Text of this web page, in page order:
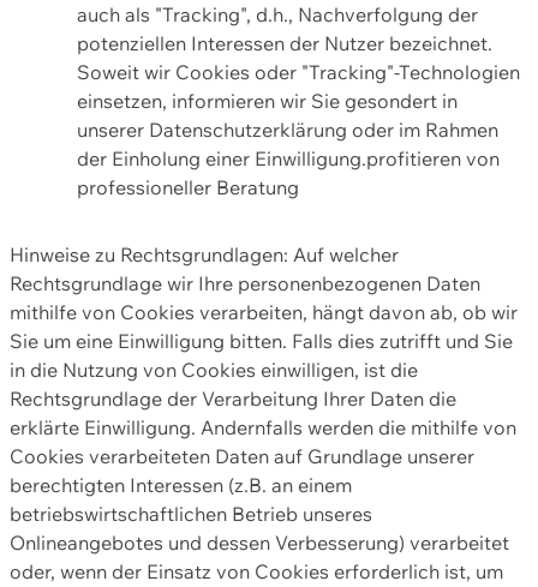
auch als "Tracking", d.h., Nachverfolgung der
potenziellen Interessen der Nutzer bezeichnet.
Soweit wir Cookies oder "Tracking"-Technologien
einsetzen, informieren wir Sie gesondert in
unserer Datenschutzerklärung oder im Rahmen
der Einholung einer Einwilligung.profitieren von
professioneller Beratung
Hinweise zu Rechtsgrundlagen: Auf welcher
Rechtsgrundlage wir Ihre personenbezogenen Daten
mithilfe von Cookies verarbeiten, hängt davon ab, ob wir
Sie um eine Einwilligung bitten. Falls dies zutrifft und Sie
in die Nutzung von Cookies einwilligen, ist die
Rechtsgrundlage der Verarbeitung Ihrer Daten die
erklärte Einwilligung. Andernfalls werden die mithilfe von
Cookies verarbeiteten Daten auf Grundlage unserer
berechtigten Interessen (z.B. an einem
betriebswirtschaftlichen Betrieb unseres
Onlineangebotes und dessen Verbesserung) verarbeitet
oder, wenn der Einsatz von Cookies erforderlich ist, um